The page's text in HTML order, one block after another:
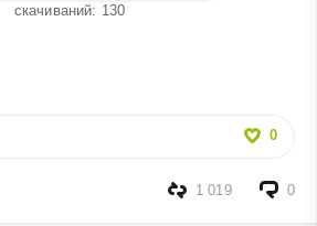
cкачиваний: 130
0
0
1 019